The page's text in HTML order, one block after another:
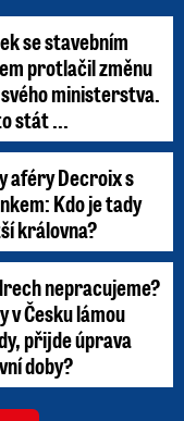
se stavebním
protlačil změnu
ministerstva.
stát ...
aféry Decroix s
Kdo je tady
královna?
nepracujeme?
v Česku lámou
přijde úprava
doby?